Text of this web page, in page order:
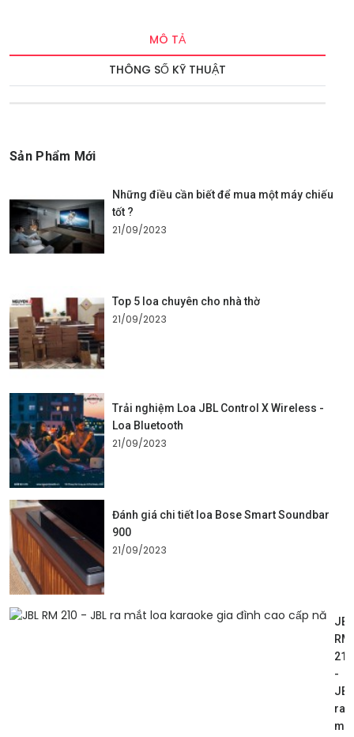
MÔ TẢ
THÔNG SỐ KỸ THUẬT
Sản Phẩm Mới
Những điều cần biết để mua một máy chiếu
tốt ?
21/09/2023
Top 5 loa chuyên cho nhà thờ
21/09/2023
Trải nghiệm Loa JBL Control X Wireless -
Loa Bluetooth
21/09/2023
Đánh giá chi tiết loa Bose Smart Soundbar
900
21/09/2023
JBL
RM
210
-
JBL
ra
mắt